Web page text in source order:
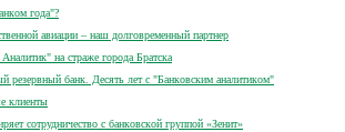
года"?
авиации – наш долговременный партнер
на страже города Братска
резервный банк. Десять лет с "Банковским аналитиком"
клиенты
сотрудничество с банковской группой «Зенит»